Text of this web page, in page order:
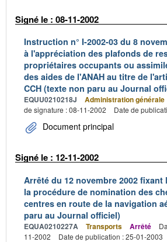
Signé le : 08-11-2002
Instruction n° I-2002-03 du 8
à l'appréciation des plafonds de
propriétaires occupants ou
des aides de l'ANAH au titre de
CCH (texte non paru au Journal
EQUU0210218J Administration générale
de signature : 08-11-2002
Date de
Document principal
Signé le : 12-11-2002
Arrêté du 12 novembre 2002
la procédure de nomination des
centres en route de la navigation
paru au Journal officiel)
EQUA0210227A Transports Arrêté
11-2002
Date de publication : 25-01-2003